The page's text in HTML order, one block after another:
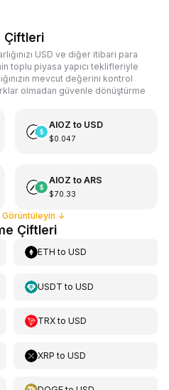
Çiftleri
USD ve diğer itibari para
toplu piyasa yapıcı teklifleriyle
mevcut değerini kontrol
olmadan güvenle dönüştürme
AIOZ to USD
$0.047
AIOZ to ARS
$70.33
Görüntüleyin ↓
Çiftleri
ETH toUSD
USDT toUSD
TRXtoUSD
XRP toUSD